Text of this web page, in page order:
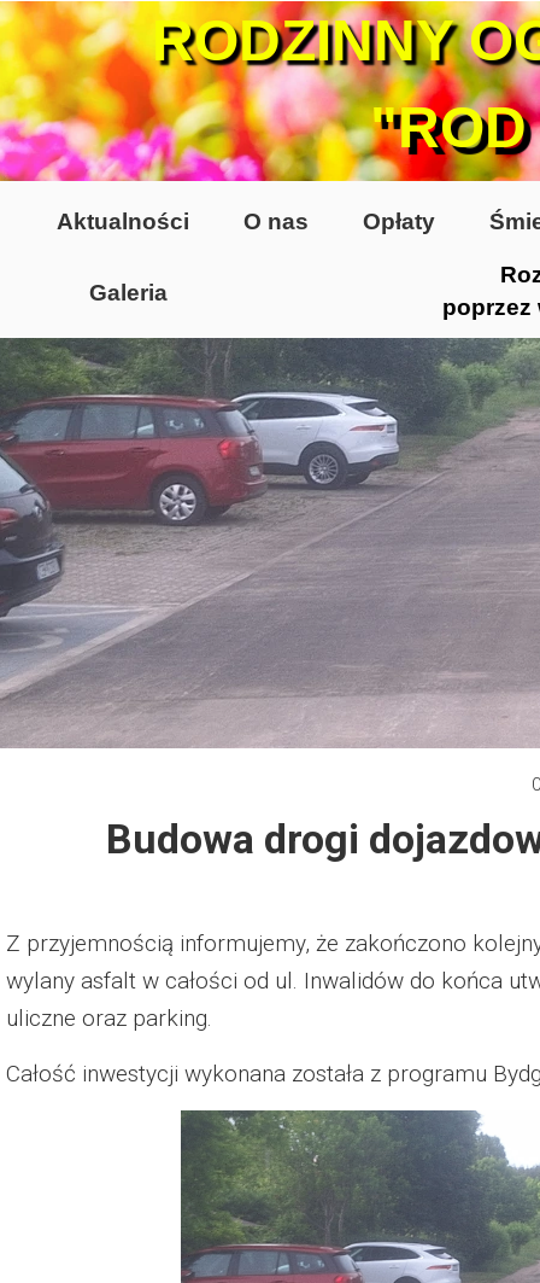
poprzez
Galeria
Lata 70-te, lata 80-te
Altany lata 70-te, 80-te
Dzień Działkowca 2005
Dzień Działkowca 2006
Dzień Działkowca 2012
Protest w Warszawie 2013
Protest w Bydgoszczy 2013
Dzień Działkowca 2014
Dzień Działkowca 2019
Dzień Działkowca 2022
Dzień Działkowca 2023
Dzień Działkowca 2024
Dzień Działkowca 2025
Aktualności O nas Opłaty
RODZINNY
Budowa drogi
Z przyjemnością informujemy, że zakończono
wylany asfalt w całości od ul. Inwalidów do końca
uliczne oraz parking.
Całość inwestycji wykonana została z programu